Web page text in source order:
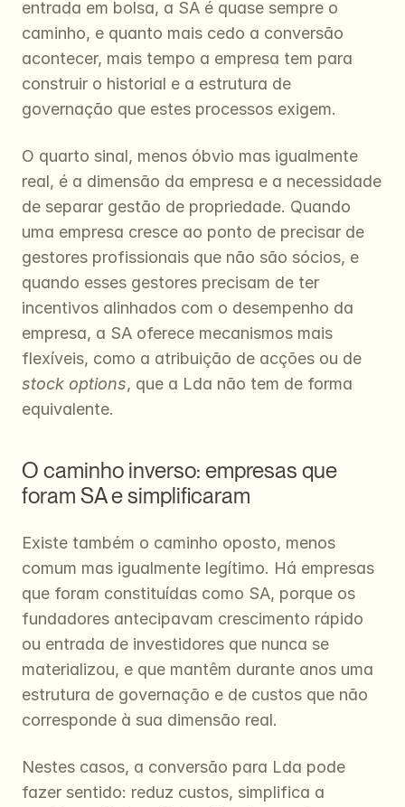
entrada em bolsa, a SA é quase sempre o
caminho, e quanto mais cedo a conversão
acontecer, mais tempo a empresa tem para
construir o historial e a estrutura de
governação que estes processos exigem.
O quarto sinal, menos óbvio mas igualmente
real, é a dimensão da empresa e a necessidade
de separar gestão de propriedade. Quando
uma empresa cresce ao ponto de precisar de
gestores profissionais que não são sócios, e
quando esses gestores precisam de ter
incentivos alinhados com o desempenho da
empresa, a SA oferece mecanismos mais
stock options, que a Lda não tem de forma
equivalente.
O caminho inverso: empresas que
foram SA e simplificaram
Existe também o caminho oposto, menos
comum mas igualmente legítimo. Há empresas
que foram constituídas como SA, porque os
fundadores antecipavam crescimento rápido
ou entrada de investidores que nunca se
materializou, e que mantêm durante anos uma
estrutura de governação e de custos que não
corresponde à sua dimensão real.
Nestes casos, a conversão para Lda pode
fazer sentido: reduz custos, simplifica a